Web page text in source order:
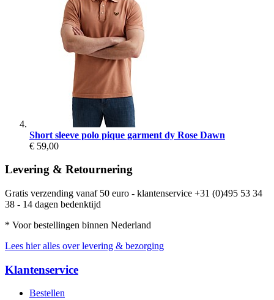
Short sleeve polo pique garment dy Rose Dawn
€ 59,00
Levering & Retournering
Gratis verzending vanaf 50 euro - klantenservice +31 (0)495 53 34
38 - 14 dagen bedenktijd
* Voor bestellingen binnen Nederland
Lees hier alles over levering & bezorging
Klantenservice
Bestellen